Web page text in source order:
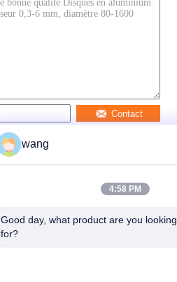
Contact
wang
4:58 PM
Good day, what product are you looking
for?